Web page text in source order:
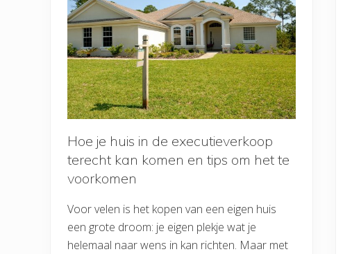
Hoe je huis in de executieverkoop
terecht kan komen en tips om het te
voorkomen
Voor velen is het kopen van een eigen huis
een grote droom: je eigen plekje wat je
helemaal naar wens in kan richten. Maar met